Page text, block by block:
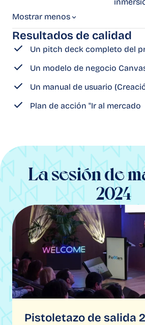
Mostrar menos
Resultados de calidad
Un pitch deck completo del
Un modelo de negocio
Un manual de usuario
Plan de acción "Ir al mercado
La sesión de
2024
Pistoletazo de salida